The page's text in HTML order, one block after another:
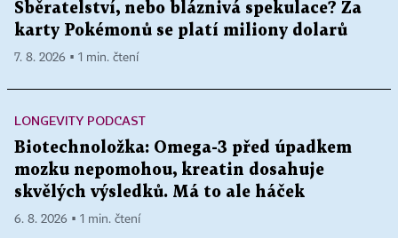
Sběratelství, nebo bláznivá spekulace? Za
karty Pokémonů se platí miliony dolarů
7. 8. 2026 ▪ 1 min. čtení
LONGEVITY PODCAST
Biotechnoložka: Omega-3 před úpadkem
mozku nepomohou, kreatin dosahuje
skvělých výsledků. Má to ale háček
6. 8. 2026 ▪ 1 min. čtení